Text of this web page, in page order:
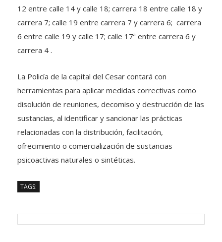
12 entre calle 14 y calle 18; carrera 18 entre calle 18 y
carrera 7; calle 19 entre carrera 7 y carrera 6; carrera
6 entre calle 19 y calle 17; calle 17ª entre carrera 6 y
carrera 4 .
La Policía de la capital del Cesar contará con
herramientas para aplicar medidas correctivas como
disolución de reuniones, decomiso y destrucción de las
sustancias, al identificar y sancionar las prácticas
relacionadas con la distribución, facilitación,
ofrecimiento o comercialización de sustancias
psicoactivas naturales o sintéticas.
TAGS: